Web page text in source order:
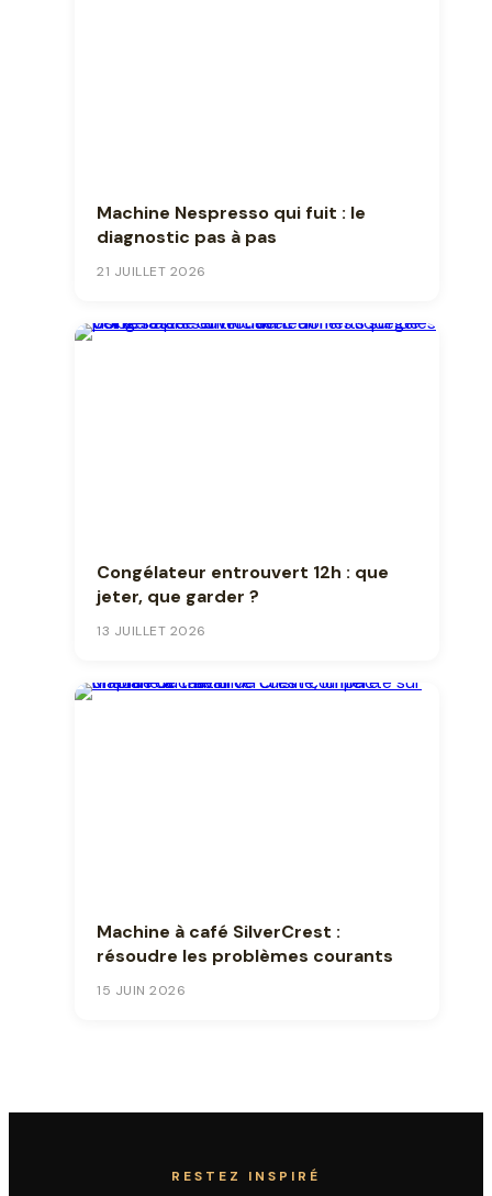
Machine Nespresso qui fuit : le
diagnostic pas à pas
21 JUILLET 2026
Congélateur entrouvert 12h : que
jeter, que garder ?
13 JUILLET 2026
Machine à café SilverCrest :
résoudre les problèmes courants
15 JUIN 2026
RESTEZ INSPIRÉ